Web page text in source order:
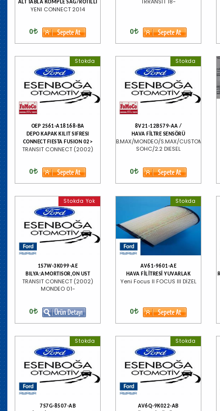
ALT TABLA KOMPLE SAĞ/ROTİLLİ
YENI CONNECT 2014
0 0
Stokda
OEP 2S61-A18168-BA
DEPO KAPAK KILIT SIFRESI
CONNECT FIESTA FUSION 02>
TRANSIT CONNECT (2002)
0
Stokda
8V21-12B579-AA /
HAVA FİLTRE SENSÖRÜ
B.MAX/MONDEO/S.MAX/CUSTOM/1.5/
SOHC/2.2 DIESEL
0
Stokda Yok
1S7W-3K099-AE
BILYA:AMORTISOR,ON UST
TRANSIT CONNECT (2002)
MONDEO 01-
0
Stokda
AV61-9601-AE
HAVA FİLİTRESİ YUVARLAK
Yeni Focus II FOCUS III DİZEL
0
Stokda
7S7G-8507-AB
Stokda
AV6Q-9K022-AB